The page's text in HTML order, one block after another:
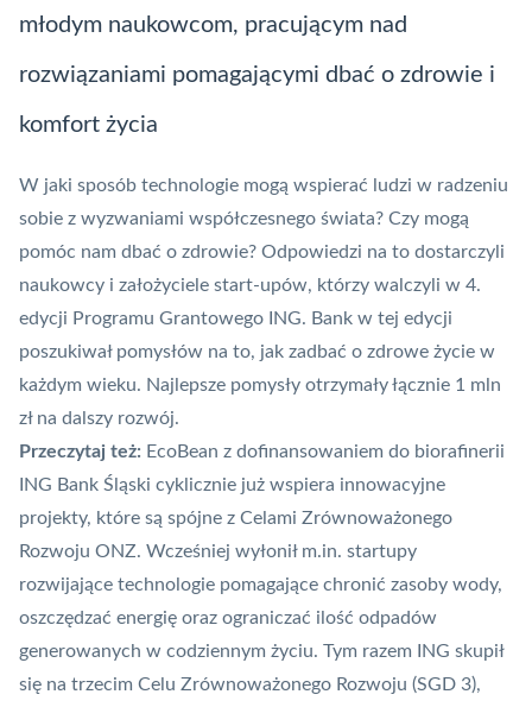
młodym naukowcom, pracującym nad
rozwiązaniami pomagającymi dbać o zdrowie i
komfort życia
W jaki sposób technologie mogą wspierać ludzi w radzeniu
sobie z wyzwaniami współczesnego świata? Czy mogą
pomóc nam dbać o zdrowie? Odpowiedzi na to dostarczyli
naukowcy i założyciele start-upów, którzy walczyli w 4.
edycji Programu Grantowego ING. Bank w tej edycji
poszukiwał pomysłów na to, jak zadbać o zdrowe życie w
każdym wieku. Najlepsze pomysły otrzymały łącznie 1 mln
zł na dalszy rozwój.
Przeczytaj też: EcoBean z dofinansowaniem do biorafinerii
ING Bank Śląski cyklicznie już wspiera innowacyjne
projekty, które są spójne z Celami Zrównoważonego
Rozwoju ONZ. Wcześniej wyłonił m.in. startupy
rozwijające technologie pomagające chronić zasoby wody,
oszczędzać energię oraz ograniczać ilość odpadów
generowanych w codziennym życiu. Tym razem ING skupił
się na trzecim Celu Zrównoważonego Rozwoju (SGD 3),